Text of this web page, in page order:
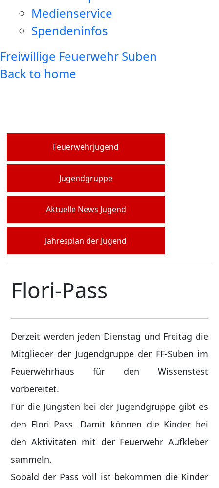
Medienservice
Spendeninfos
Freiwillige Feuerwehr Suben
Back to home
Feuerwehrjugend
Jugendgruppe
Aktuelle News Jugend
Jahresplan der Jugend
Flori-Pass
Derzeit werden jeden Dienstag und Freitag die
Mitglieder der Jugendgruppe der FF-Suben im
Feuerwehrhaus für den Wissenstest
vorbereitet.
Für die Jüngsten bei der Jugendgruppe gibt es
den Flori Pass. Damit können die Kinder bei
den Aktivitäten mit der Feuerwehr Aufkleber
sammeln.
Sobald der Pass voll ist bekommen die Kinder